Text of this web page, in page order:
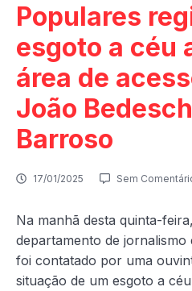
Populares
esgoto a céu
área de
João
Barroso
17/01/2025 Sem
Na manhã desta quinta-
departamento de jornalismo
foi contatado por uma
situação de um esgoto a